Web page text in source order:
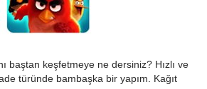
baştan keşfetmeye ne dersiniz? Hızlı ve
türünde bambaşka bir yapım. Kağıt